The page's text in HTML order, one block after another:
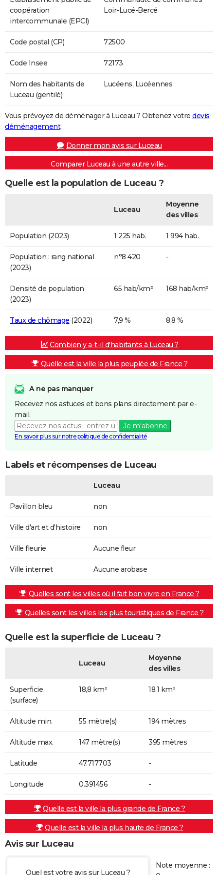
coopération
intercommunale (EPCI)
Loir-Lucé-Bercé
Code postal (CP) 72500
Code Insee 72173
Nom des habitants de
Luceau (gentilé)
Lucéens, Lucéennes
Vous prévoyez de déménager à Luceau ? Obtenez votre devis
déménagement.
Donner mon avis sur Luceau
Comparer Luceau à une autre ville...
Quelle est la population de Luceau ?
Luceau
Moyenne
des villes
Population (2023) 1 225 hab. 1 994 hab.
Population : rang national
(2023)
n°8 420 -
Densité de population
(2023)
65 hab/km² 168 hab/km²
Taux de chômage (2022) 7,9 % 8,8 %
Combien y a-t-il d'habitants à Luceau ?
Quelle est la ville la plus peuplée de France ?
A ne pas manquer
Recevez nos astuces et bons plans directement par e-
mail.
Je m'abonne
En savoir plus sur notre politique de confidentialité
Labels et récompenses de Luceau
Luceau
Pavillon bleu non
Ville d'art et d'histoire non
Ville fleurie Aucune fleur
Ville internet Aucune arobase
Quelles sont les villes où il fait bon vivre en France ?
Quelles sont les villes les plus touristiques de France ?
Quelle est la superficie de Luceau ?
Luceau
Moyenne
des villes
Superficie
(surface)
18,8 km² 18,1 km²
Altitude min. 55 mètre(s) 194 mètres
Altitude max. 147 mètre(s) 395 mètres
Latitude 47.717703 -
Longitude 0.391456 -
Quelle est la ville la plus grande de France ?
Quelle est la ville la plus haute de France ?
Avis sur Luceau
Quel est votre avis sur Luceau ?
Note moyenne :